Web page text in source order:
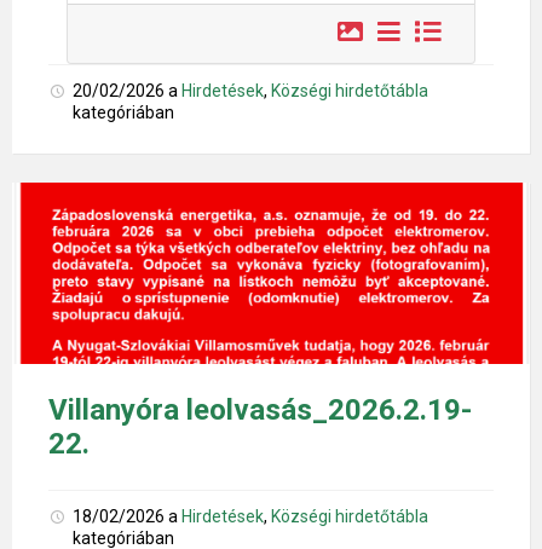
20/02/2026 a Hirdetések, Községi hirdetőtábla
kategóriában
Villanyóra leolvasás_2026.2.19-
22.
18/02/2026 a Hirdetések, Községi hirdetőtábla
kategóriában